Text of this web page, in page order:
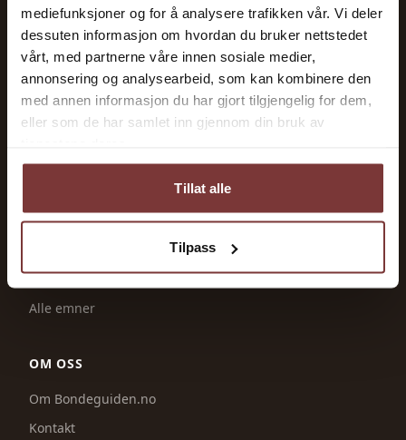
mediefunksjoner og for å analysere trafikken vår. Vi deler
dessuten informasjon om hvordan du bruker nettstedet
vårt, med partnerne våre innen sosiale medier,
annonsering og analysearbeid, som kan kombinere den
med annen informasjon du har gjort tilgjengelig for dem,
eller som de har samlet inn gjennom din bruk av
Tillat alle
Tilpass
Dyrehold
Økonomi og tilskudd
Jordbruk og produksjon
Energi og strøm
Tilskudd & frister
Ressurser
Alle emner
OM OSS
Om Bondeguiden.no
Kontakt